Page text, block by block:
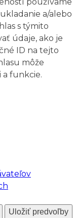
a/alebo
s týmito
údaje, ako je
ID na tejto
môže
funkcie.
Uložiť predvoľby